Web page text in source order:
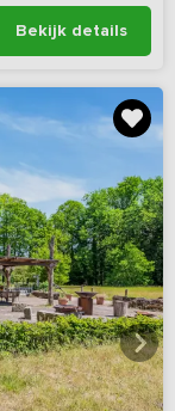
Bekijk details